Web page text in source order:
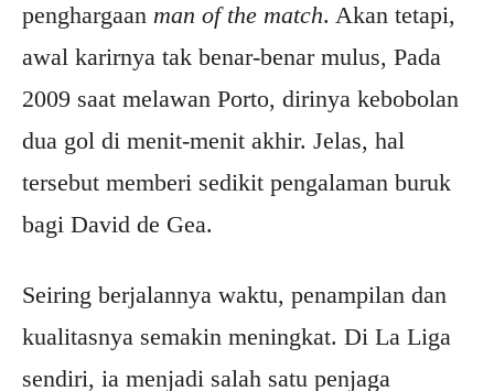
penghargaan man of the match. Akan tetapi,
awal karirnya tak benar-benar mulus, Pada
2009 saat melawan Porto, dirinya kebobolan
dua gol di menit-menit akhir. Jelas, hal
tersebut memberi sedikit pengalaman buruk
bagi David de Gea.
Seiring berjalannya waktu, penampilan dan
kualitasnya semakin meningkat. Di La Liga
sendiri, ia menjadi salah satu penjaga